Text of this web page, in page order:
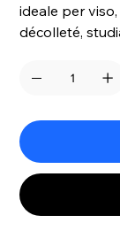
ideale per
décolleté,
di origine
idratano in
lifting e
fresco e